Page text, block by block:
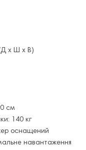
х Ш х В)
см
140 кг
оснащений
навантаження